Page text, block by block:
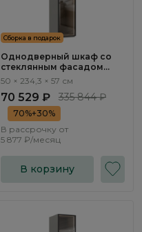
Сборка в подарок
Однодверный шкаф со
стеклянным фасадом
Бруно / Bruno BC1311.1.F
50 × 234,3 × 57 см
70 529 ₽ 335 844 ₽
70%+30%
В рассрочку от
5 877 ₽/месяц
В корзину